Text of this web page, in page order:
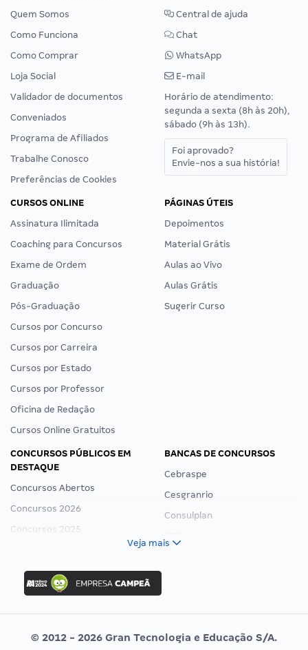
Quem Somos
Como Funciona
Como Comprar
Loja Social
Validador de documentos
Conveniados
Programa de Afiliados
Trabalhe Conosco
Preferências de Cookies
Central de ajuda
Chat
WhatsApp
E-mail
Horário de atendimento:
segunda a sexta (8h às 20h),
sábado (9h às 13h).
Foi aprovado?
Envie-nos a sua história!
CURSOS ONLINE
Assinatura Ilimitada
Coaching para Concursos
Exame de Ordem
Graduação
Pós-Graduação
Cursos por Concurso
Cursos por Carreira
Cursos por Estado
Cursos por Professor
Oficina de Redação
Cursos Online Gratuitos
PÁGINAS ÚTEIS
Depoimentos
Material Grátis
Aulas ao Vivo
Aulas Grátis
Sugerir Curso
CONCURSOS PÚBLICOS EM
DESTAQUE
Concursos Abertos
Concursos 2026
Concursos 2025
Concurso Ibama
Concurso MPU
Editais publicados
BANCAS DE CONCURSOS
Cebraspe
Cesgranrio
Consulplan
Vunesp
Veja mais
© 2012 - 2026 Gran Tecnologia e Educação S/A.